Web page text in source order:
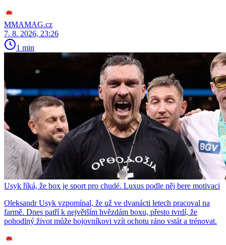
MMAMAG.cz
7. 8. 2026, 23:26
1 min
Usyk říká, že box je sport pro chudé. Luxus podle něj bere motivaci
Oleksandr Usyk vzpomínal, že už ve dvanácti letech pracoval na
farmě. Dnes patří k největším hvězdám boxu, přesto tvrdí, že
pohodlný život může bojovníkovi vzít ochotu ráno vstát a trénovat.